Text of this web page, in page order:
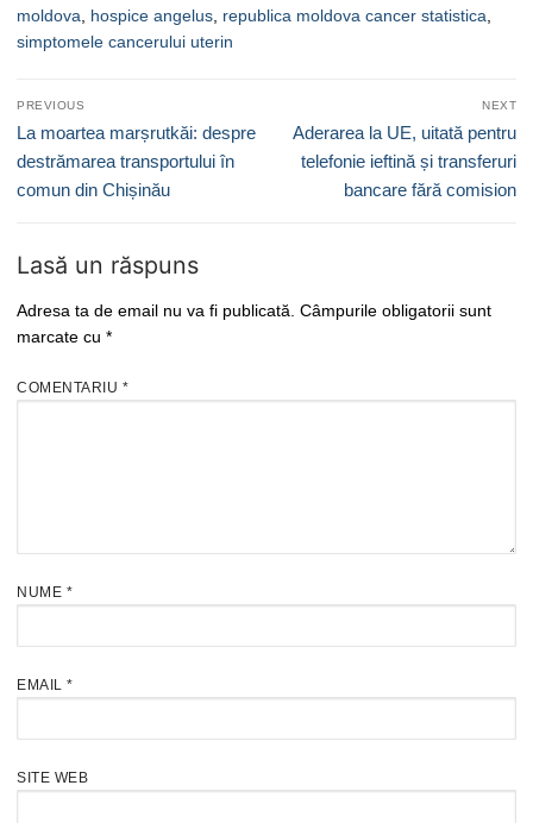
moldova
hospice angelus republica moldova cancer statistica
simptomele cancerului uterin
Navigare
în
articole
PREVIOUS
Previous
post:
La moartea marșrutkăi: despre
destrămarea transportului în
comun din Chișinău
NEXT
Next
post:
Aderarea la UE, uitată pentru
telefonie ieftină și transferuri
bancare fără comision
Lasă un răspuns
Adresa ta de email nu va fi publicată. Câmpurile obligatorii sunt
marcate cu *
COMENTARIU *
NUME *
EMAIL *
SITE WEB